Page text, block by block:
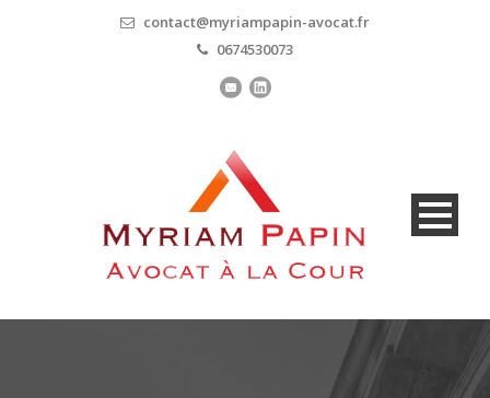
contact@myriampapin-avocat.fr
0674530073